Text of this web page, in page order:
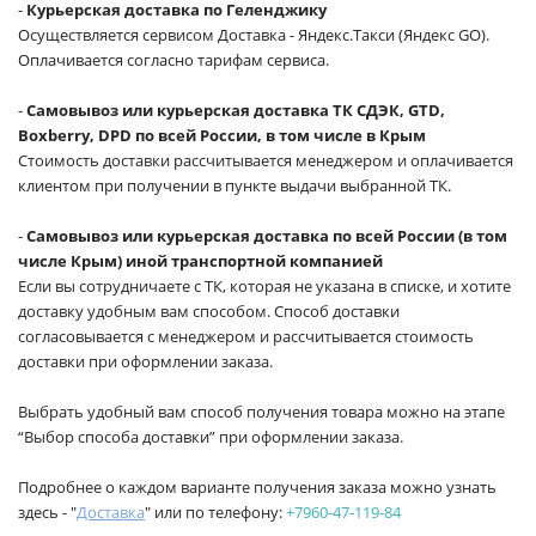
- Курьерская доставка по Геленджику
Осуществляется сервисом Доставка - Яндекс.Такси (Яндекс GO).
Оплачивается согласно тарифам сервиса.
-Самовывоз или курьерская доставка ТК СДЭК, GTD,
Boxberry, DPD по всей России, в том числе в Крым
Стоимость доставки рассчитывается менеджером и оплачивается
клиентом при получении в пункте выдачи выбранной ТК.
-Самовывоз или курьерская доставка по всей России (в том
числе Крым) иной транспортной компанией
Если вы сотрудничаете с ТК, которая не указана в списке, и хотите
доставку удобным вам способом. Способ доставки
согласовывается с менеджером и рассчитывается стоимость
доставки при оформлении заказа.
Выбрать удобный вам способ получения товара можно на этапе
“Выбор способа доставки” при оформлении заказа.
Подробнее о каждом варианте получения заказа можно узнать
здесь - "Доставка" или по телефону:+7960-47-119-84